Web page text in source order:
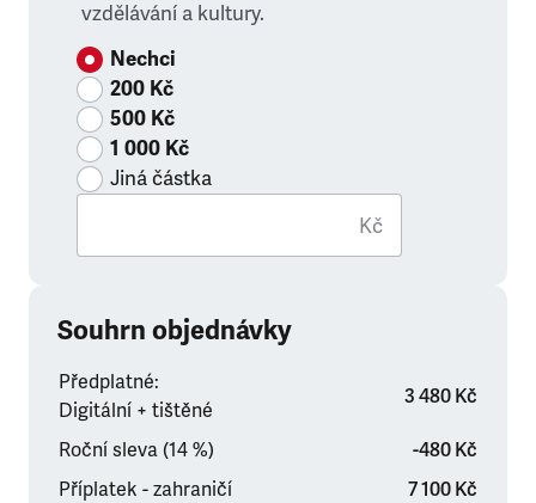
vzdělávání a kultury.
Nechci
200 Kč
500 Kč
1 000 Kč
Jiná částka
Kč
Souhrn objednávky
Předplatné:
Digitální + tištěné
3 480 Kč
Roční sleva (14 %)
-480 Kč
Příplatek - zahraničí
7 100 Kč